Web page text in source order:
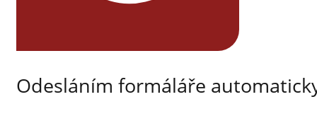
Odesláním formáláře